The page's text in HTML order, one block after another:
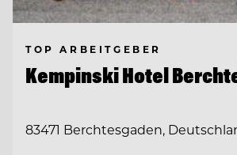
TOP ARBEITGEBER
Kempinski Hotel
83471 Berchtesgaden,